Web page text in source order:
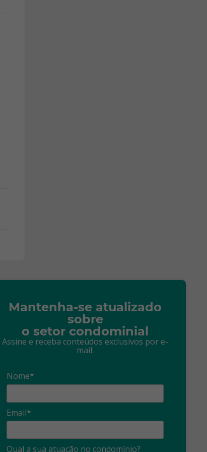
profissional:
Mantenha-se atualizado
sobre
o setor condominial
Assine e receba conteúdos exclusivos por e-
mail:
Nome*
Email*
Qual a sua atuação no condomínio?